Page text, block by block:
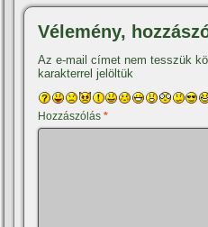
Vélemény,
Az e-mail címet nem tesszük
karakterrel jelöltük
Hozzászólás*